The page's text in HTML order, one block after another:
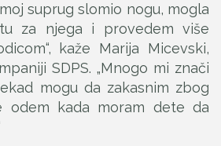
suprug slomio nogu, mogla
za njega i provedem više
kaže Marija Micevski,
SDPS. „Mnogo mi znači
mogu da zakasnim zbog
odem kada moram dete da